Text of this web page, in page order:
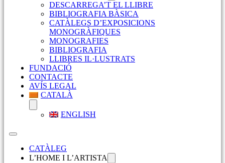
DESCARREGA’T EL LLIBRE
BIBLIOGRAFIA BÀSICA
CATÀLEGS D’EXPOSICIONS
MONOGRÀFIQUES
MONOGRAFIES
BIBLIOGRAFIA
LLIBRES IL·LUSTRATS
FUNDACIÓ
CONTACTE
AVÍS LEGAL
CATALÀ
ENGLISH
CATÀLEG
L’HOME I L’ARTISTA